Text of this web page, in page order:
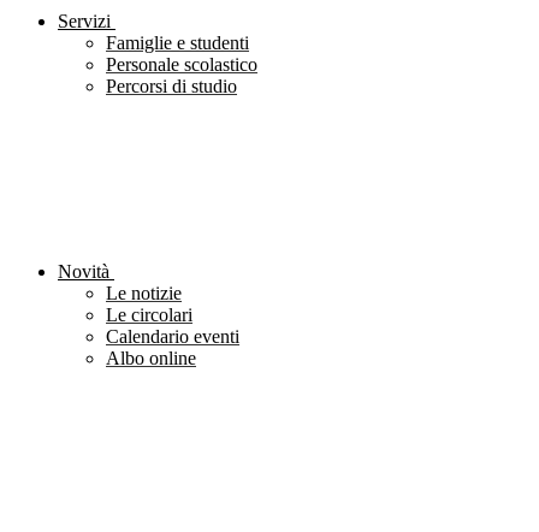
Servizi
Famiglie e studenti
Personale scolastico
Percorsi di studio
Novità
Le notizie
Le circolari
Calendario eventi
Albo online